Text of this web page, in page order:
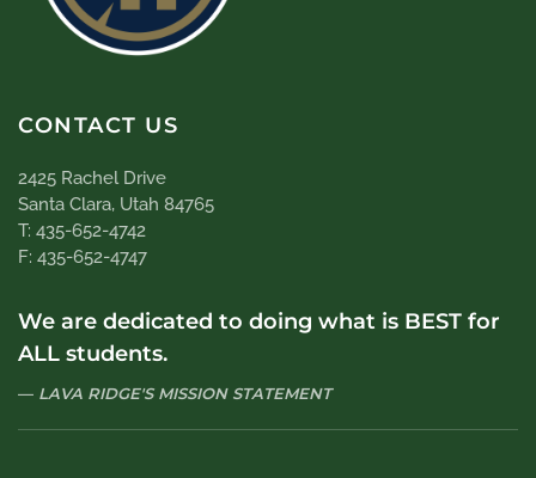
CONTACT US
2425 Rachel Drive
Santa Clara, Utah 84765
T: 435-652-4742
F: 435-652-4747
We are dedicated to doing what is BEST for
ALL students.
LAVA RIDGE'S MISSION STATEMENT